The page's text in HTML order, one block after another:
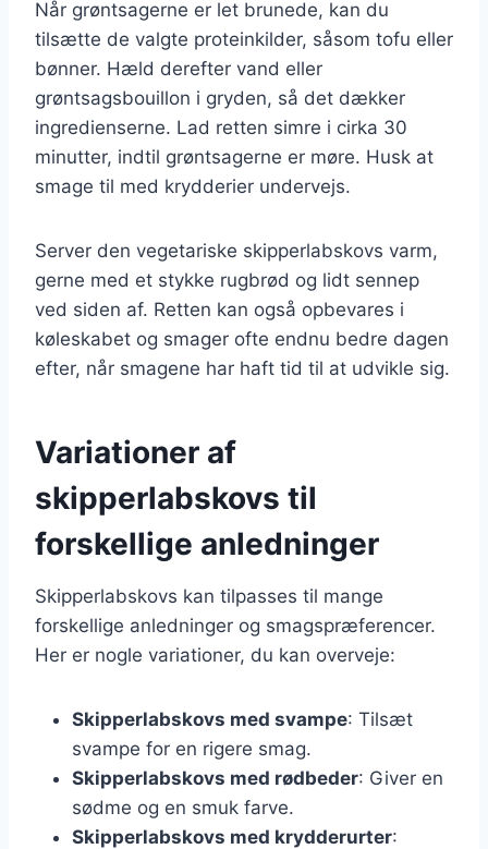
Når grøntsagerne er let brunede, kan du
tilsætte de valgte proteinkilder, såsom tofu eller
bønner. Hæld derefter vand eller
grøntsagsbouillon i gryden, så det dækker
ingredienserne. Lad retten simre i cirka 30
minutter, indtil grøntsagerne er møre. Husk at
smage til med krydderier undervejs.
Server den vegetariske skipperlabskovs varm,
gerne med et stykke rugbrød og lidt sennep
ved siden af. Retten kan også opbevares i
køleskabet og smager ofte endnu bedre dagen
efter, når smagene har haft tid til at udvikle sig.
Variationer af
skipperlabskovs til
forskellige anledninger
Skipperlabskovs kan tilpasses til mange
forskellige anledninger og smagspræferencer.
Her er nogle variationer, du kan overveje:
Skipperlabskovs med svampe: Tilsæt
svampe for en rigere smag.
Skipperlabskovs med rødbeder: Giver en
sødme og en smuk farve.
Skipperlabskovs med krydderurter: